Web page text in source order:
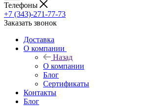
Телефоны
+7 (343)-271-77-73
Заказать звонок
Доставка
О компании
Назад
О компании
Блог
Сертификаты
Контакты
Блог